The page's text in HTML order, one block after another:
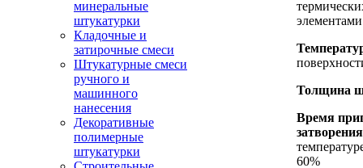
минеральные
штукатурки
Кладочные и
затирочные смеси
Штукатурные смеси
ручного и
машинного
нанесения
Декоративные
полимерные
штукатурки
Толщина
Время
60%